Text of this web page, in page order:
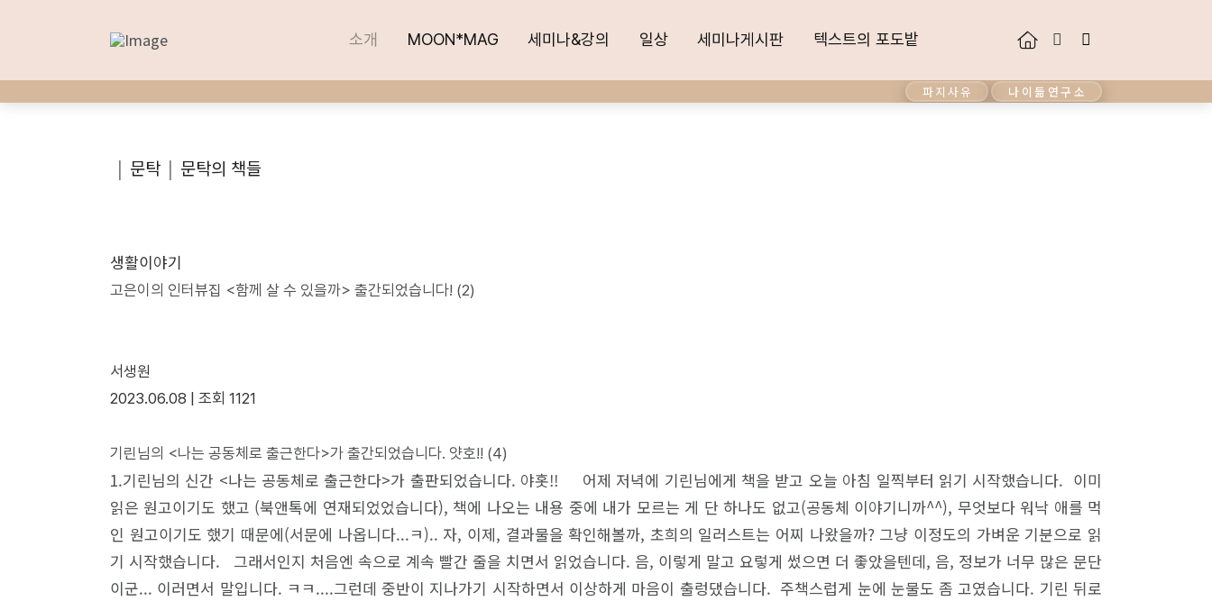
소개 MOON*MAG 세미나&강의 일상 세미나게시판 텍스트의 포도밭
소개 MOON*MAG 세미나&강의 일상 세미나게시판 텍스트의 포도밭
파지사유 나이듦연구소
| 문탁 | 문탁의 책들
생활이야기
고은이의 인터뷰집 <함께 살 수 있을까> 출간되었습니다! (2)
서생원
2023.06.08 |
조회 1121
기린님의 <나는 공동체로 출근한다>가 출간되었습니다. 얏호!! (4)
1.기린님의 신간 <나는 공동체로 출근한다>가 출판되었습니다. 야홋!! 어제 저녁에 기린님에게 책을 받고 오늘 아침 일찍부터 읽기 시작했습니다. 이미
읽은 원고이기도 했고 (북앤톡에 연재되었었습니다), 책에 나오는 내용 중에 내가 모르는 게 단 하나도 없고(공동체 이야기니까^^), 무엇보다 워낙 애를 먹
인 원고이기도 했기 때문에(서문에 나옵니다...ㅋ).. 자, 이제, 결과물을 확인해볼까, 초희의 일러스트는 어찌 나왔을까? 그냥 이정도의 가벼운 기분으로 읽
기 시작했습니다. 그래서인지 처음엔 속으로 계속 빨간 줄을 치면서 읽었습니다. 음, 이렇게 말고 요렇게 썼으면 더 좋았을텐데, 음, 정보가 너무 많은 문단
이군... 이러면서 말입니다. ㅋㅋ....그런데 중반이 지나가기 시작하면서 이상하게 마음이 출렁댔습니다. 주책스럽게 눈에 눈물도 좀 고였습니다. 기린 뒤로